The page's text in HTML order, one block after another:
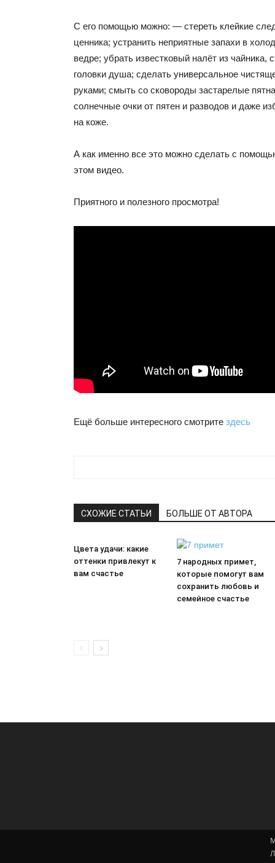
С его помощью можно: — стереть клейкие
ценника; устранить неприятные запахи в
ведре; убрать известковый налёт из
головки душа; сделать универсальное
руками; смыть со сковороды застарелые
солнечные очки от пятен и разводов и даже
на коже.
А как именно все это можно сделать с
этом видео.
Приятного и полезного просмотра!
Ещё больше интересного смотрите здесь
СХОЖИЕ СТАТЬИ БОЛЬШЕ ОТ АВТОРА
Цвета удачи: какие
оттенки привлекут к
вам счастье
7 народных примет,
которые помогут вам
сохранить любовь и
семейное счастье